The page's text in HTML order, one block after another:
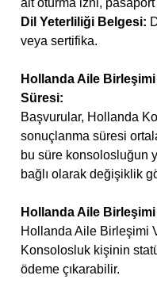
ait oturma izni,
Dil Yeterliliği Belgesi:
veya sertifika.
Hollanda Aile
Süresi:
Başvurular, Hollanda
sonuçlanma süresi
bu süre konsolosluğun
bağlı olarak değişiklik
Hollanda Aile
Hollanda Aile Birleşimi
Konsolosluk kişinin
ödeme çıkarabilir.